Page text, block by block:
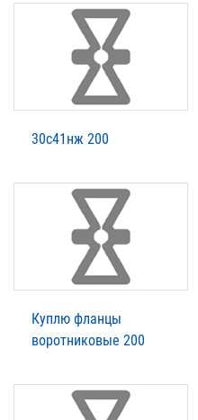
30с41нж 200
Куплю фланцы
воротниковые 200